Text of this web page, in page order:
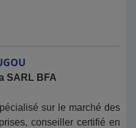
SARL BFA
sur le marché des
conseiller certifié en